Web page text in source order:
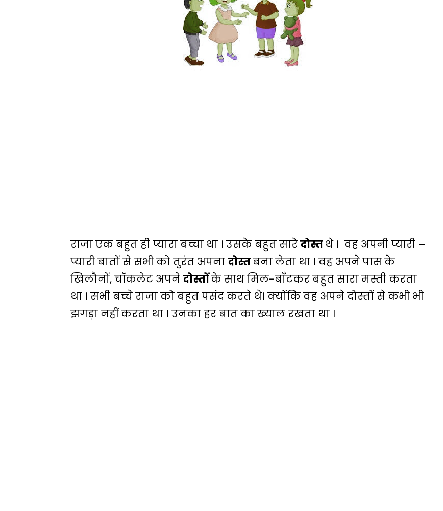
राजा एक बहुत ही प्यारा बच्चा था । उसके बहुत सारेदोस्त थे । वह अपनी प्यारी –
प्यारी बातों से सभी को तुरंत अपनादोस्तबना लेता था । वह अपने पास के
खिलौनों, चॉकलेट अपनेदोस्तोंके साथ मिल-बाँटकर बहुत सारा मस्ती करता
था । सभी बच्चे राजा को बहुत पसंद करते थे। क्योंकि वह अपने दोस्तों से कभी भी
झगड़ा नहीं करता था । उनका हर बात का ख्याल रखता था ।